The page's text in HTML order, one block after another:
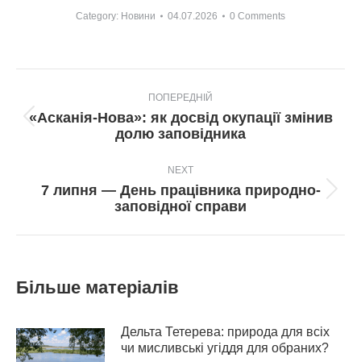
Category: Новини 04.07.2026 0 Comments
navigation
ПОПЕРЕДНІЙ
Попередній
пост:
«Асканія-Нова»: як досвід окупації змінив
долю заповідника
NEXT
Next
post:
7 липня — День працівника природно-
заповідної справи
Більше матеріалів
Дельта Тетерева: природа для всіх
чи мисливські угіддя для обраних?